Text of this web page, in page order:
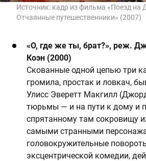
Источник: кадр из фильма «Поезд на
Отчаянные путешественники» (2007)
«О, где же ты, брат?», реж.
Коэн (2000)
Скованные одной цепью три
громила, простак и ловкач,
Улисс Эверетт Макгилл
тюрьмы — и на пути к дому и
спрятанному там сокровищу
самыми странными
головокружительные
эксцентрической комедии,